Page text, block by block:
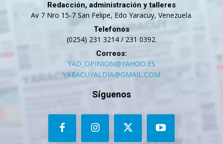
Redacción, administración y talleres
Av 7 Nro 15-7 San Felipe, Edo Yaracuy, Venezuela.
Telefonos
(0254) 231 3214 / 231 0392.
Correos:
YAD_OPINION@YAHOO.ES
YARACUYALDIA@GMAIL.COM
Síguenos